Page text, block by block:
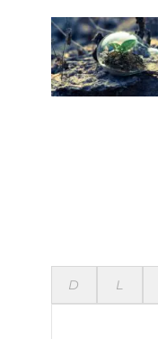
D L